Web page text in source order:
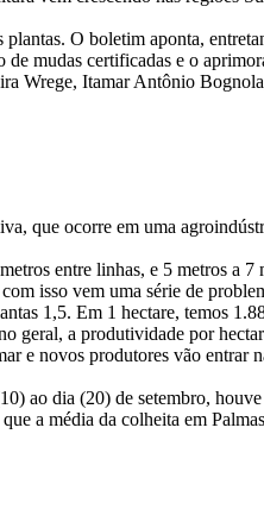
O boletim aponta,
mudas certificadas e o
Wrege, Itamar Antônio
que ocorre em uma
entre linhas, e 5 metros a 7
isso vem uma série de
1,5. Em 1 hectare, temos
geral, a produtividade por
e novos produtores vão entrar
ao dia (20) de setembro,
a média da colheita em